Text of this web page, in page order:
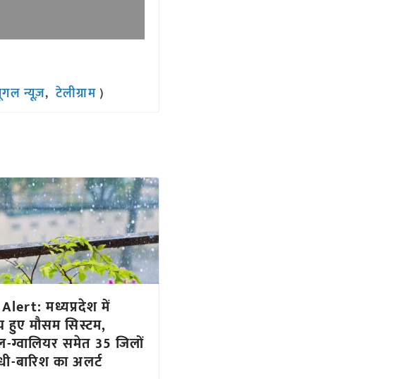
न्यूज़,टेलीग्राम)
मध्यप्रदेश में
हुए मौसम सिस्टम,
ग्वालियर समेत 35 जिलों
बारिश का अलर्ट